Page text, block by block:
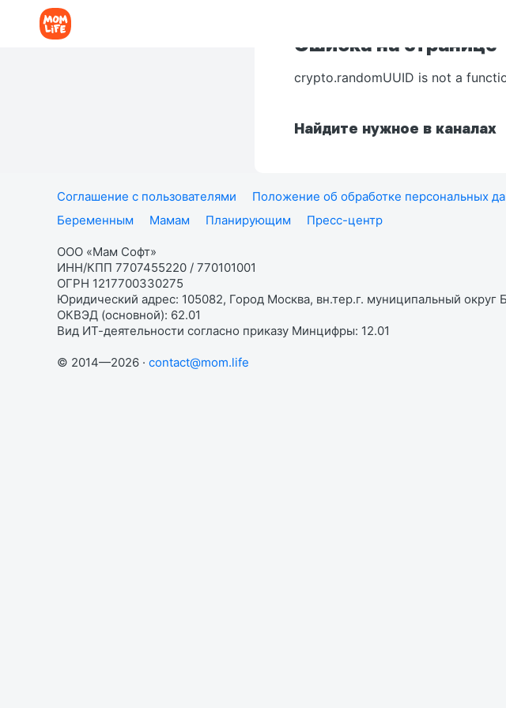
Ошибка на странице
crypto.randomUUID is not a
Найдите нужное в каналах
Соглашение с пользователями Положение об обработке персональных
Беременным
Мамам Планирующим Пресс-центр
ООО «Мам Софт»
ИНН/КПП 7707455220 / 770101001
ОГРН 1217700330275
Юридический адрес: 105082, Город Москва, вн.тер.г. муниципальный
ОКВЭД (основной): 62.01
Вид ИТ-деятельности согласно приказу Минцифры: 12.01
© 2014—2026 · contact@mom.life